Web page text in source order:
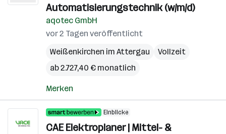
Automatisierungstechnik (w/m/d)
aqotec GmbH
vor 2 Tagen veröffentlicht
Weißenkirchen im Attergau
Vollzeit
ab 2.727,40 € monatlich
Merken
Einblicke
CAE Elektroplaner | Mittel- &